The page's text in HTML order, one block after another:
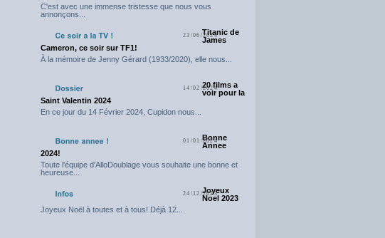
C'est avec une immense tristesse que nous vous
annonçons...
23/06/2024Titanic de
James
Cameron, ce soir sur TF1!
À la mémoire de Jenny Gérard (1933/2020), elle nous...
14/02/202420 films a
voir pour la
Saint Valentin 2024
En ce jour du 14 Février 2024, Cupidon nous...
01/01/2024
Bonne
Annee
2024!
Toute l'équipe d'AlloDoublage vous souhaite une bonne et
heureuse...
24/12/2023
Joyeux
Noel 2023
Joyeux Noël à toutes et à tous! Déjà 12...